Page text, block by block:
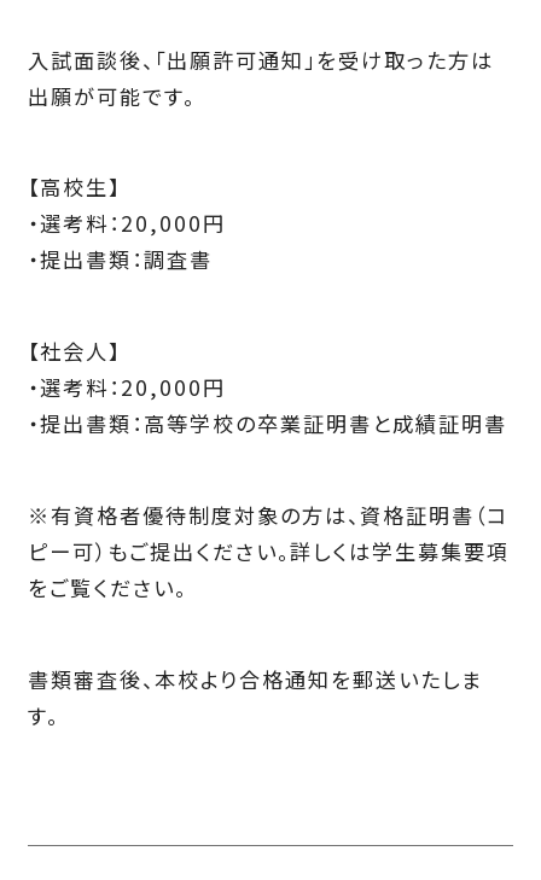
入試面談後、「出願許可通知」を受け取った方は
出願が可能です。
【高校生】
・選考料：20,000円
・提出書類：調査書
【社会人】
・選考料：20,000円
・提出書類：高等学校の卒業証明書と成績証明書
※有資格者優待制度対象の方は、資格証明書（コ
ピー可）もご提出ください。詳しくは学生募集要項
をご覧ください。
書類審査後、本校より合格通知を郵送いたしま
す。